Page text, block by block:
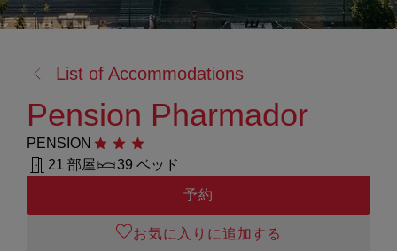
る:
List of Accommodations
Pension Pharmador
PENSION 星3つ
21 部屋
39 ベッド
予約
お気に入りに追加する